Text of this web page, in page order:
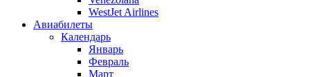
WestJet Airlines
Авиабилеты
Календарь
Январь
Февраль
Март